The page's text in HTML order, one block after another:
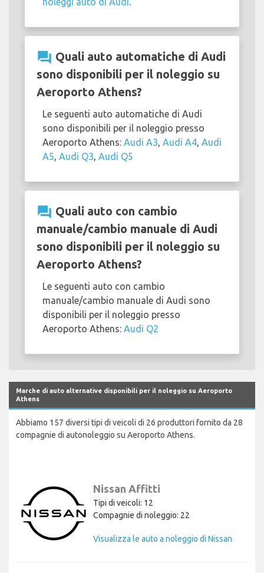
question_answer Quali auto automatiche di Audi
sono disponibili per il noleggio su
Aeroporto Athens?
Le seguenti auto automatiche di Audi
sono disponibili per il noleggio presso
Aeroporto Athens: Audi A3, Audi A4, Audi
A5, Audi Q3, Audi Q5
question_answer Quali auto con cambio
manuale/cambio manuale di Audi
sono disponibili per il noleggio su
Aeroporto Athens?
Le seguenti auto con cambio
manuale/cambio manuale di Audi sono
disponibili per il noleggio presso
Aeroporto Athens: Audi Q2
Marche di auto alternative disponibili per il noleggio su Aeroporto
Athens
Abbiamo 157 diversi tipi di veicoli di 26 produttori fornito da 28
compagnie di autonoleggio su Aeroporto Athens.
Nissan Affitti
Tipi di veicoli: 12
Compagnie di noleggio: 22
Visualizza le auto a noleggio di Nissan